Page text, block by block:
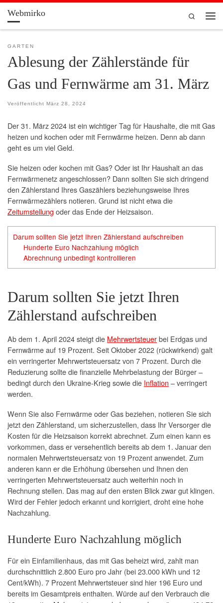
Zum Inhalt springen
Webmirko
Search
GARTEN
Ablesung der Zählerstände für
Gas und Fernwärme am 31. März
Veröffentlicht März 28, 2024
Der 31. März 2024 ist ein wichtiger Tag für Haushalte, die mit Gas
heizen und kochen oder mit Fernwärme heizen. Denn ab dann
geht es um viel Geld.
Sie heizen oder kochen mit Gas? Oder ist Ihr Haushalt an das
Fernwärmenetz angeschlossen? Dann sollten Sie sich dringend
den Zählerstand Ihres Gaszählers beziehungsweise Ihres
Fernwärmezählers notieren. Grund ist nicht etwa die
Zeitumstellung oder das Ende der Heizsaison.
Darum sollten Sie jetzt Ihren Zählerstand aufschreiben
Hunderte Euro Nachzahlung möglich
Abrechnung unbedingt kontrollieren
Darum sollten Sie jetzt Ihren
Zählerstand aufschreiben
Ab dem 1. April 2024 steigt die Mehrwertsteuerbei Erdgas und
Fernwärme auf 19 Prozent. Seit Oktober 2022 (rückwirkend) galt
ein verringerter Mehrwertsteuersatz von 7 Prozent. Durch die
Reduzierung sollte die finanzielle Mehrbelastung der Bürger –
bedingt durch den Ukraine-Krieg sowie die Inflation – verringert
werden.
Wenn Sie also Fernwärme oder Gas beziehen, notieren Sie sich
jetzt den Zählerstand, um sicherzustellen, dass Ihr Versorger die
Kosten für die Heizsaison korrekt abrechnet. Zum einen kann es
vorkommen, dass er versehentlich bereits ab dem 1. Januar den
normalen Mehrwertsteuersatz von 19 Prozent anwendet. Zum
anderen kann er die Erhöhung übersehen und Ihnen den
verringerten Mehrwertsteuersatz auch weiterhin noch in
Rechnung stellen. Das mag auf den ersten Blick zwar gut klingen.
Wird der Fehler jedoch erkannt und korrigiert, droht eine hohe
Nachzahlung.
Hunderte Euro Nachzahlung möglich
Für ein Einfamilienhaus, das mit Gas beheizt wird, zahlt man
durchschnittlich 2.800 Euro pro Jahr (bei 23.000 kWh und 12
Cent/kWh). 7 Prozent Mehrwertsteuer sind hier 196 Euro und
bereits im Gesamtpreis enthalten. Würde auf den Verbrauch die